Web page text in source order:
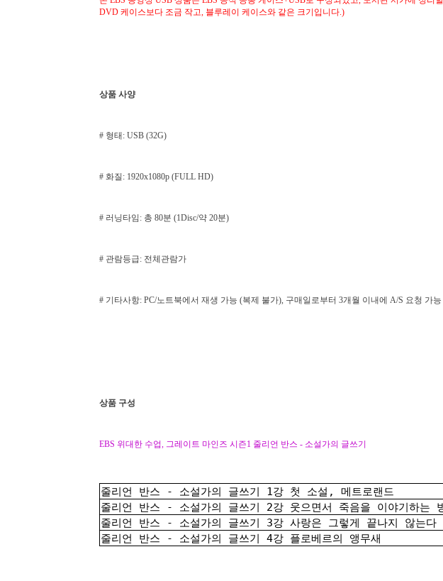
DVD 케이스보다 조금 작고, 블루레이 케이스와 같은 크기입니다.)
상품 사양
# 형태: USB (32G)
# 화질: 1920x1080p (FULL HD)
# 러닝타임: 총 80분 (1Disc/약 20분)
# 관람등급: 전체관람가
# 기타사항: PC/노트북에서 재생 가능 (복제 불가), 구매일로부터 3개월 이내에 A/S 요청 가능
상품 구성
EBS 위대한 수업, 그레이트 마인즈 시즌1 줄리언 반스 - 소설가의 글쓰기
줄리언 반스 - 소설가의 글쓰기 1강 첫 소설, 메트로랜드
줄리언 반스 - 소설가의 글쓰기 2강 웃으면서 죽음을 이야기하는
줄리언 반스 - 소설가의 글쓰기 3강 사랑은 그렇게 끝나지 않는다
줄리언 반스 - 소설가의 글쓰기 4강 플로베르의 앵무새